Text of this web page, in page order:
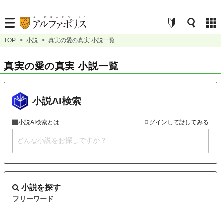
TOP > 小説 > 真実の愛の真実 小説一覧
真実の愛の真実 小説一覧
小説AI検索
小説AI検索とは ログインして話してみる
小説を探す
フリーワード